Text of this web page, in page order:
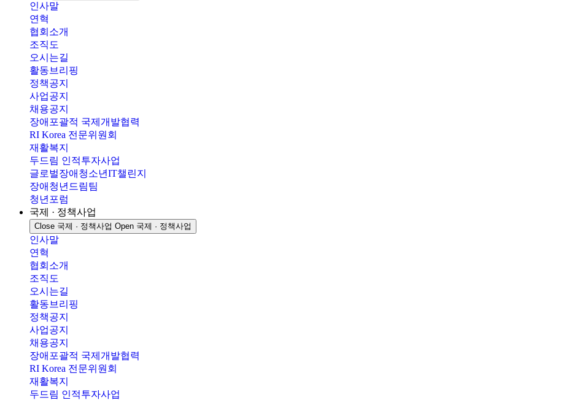
인사말
연혁
협회소개
조직도
오시는길
활동브리핑
정책공지
사업공지
채용공지
장애포괄적 국제개발협력
RI Korea 전문위원회
재활복지
두드림 인적투자사업
글로벌장애청소년IT챌린지
장애청년드림팀
청년포럼
국제 · 정책사업
Close 국제 · 정책사업 Open 국제 · 정책사업
인사말
연혁
협회소개
조직도
오시는길
활동브리핑
정책공지
사업공지
채용공지
장애포괄적 국제개발협력
RI Korea 전문위원회
재활복지
두드림 인적투자사업